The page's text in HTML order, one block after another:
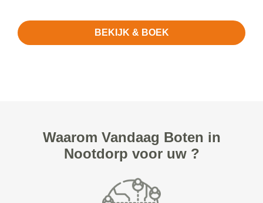
BEKIJK & BOEK
Waarom Vandaag Boten in
Nootdorp voor uw ?